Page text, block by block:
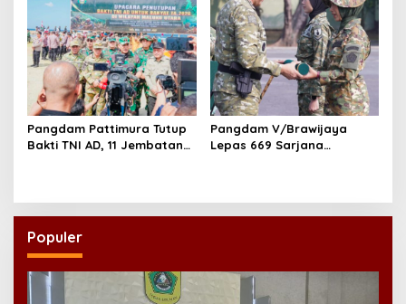
Pangdam Pattimura Tutup
Bakti TNI AD, 11 Jembatan
Pangdam V/Brawijaya
Lepas 669 Sarjana
Populer